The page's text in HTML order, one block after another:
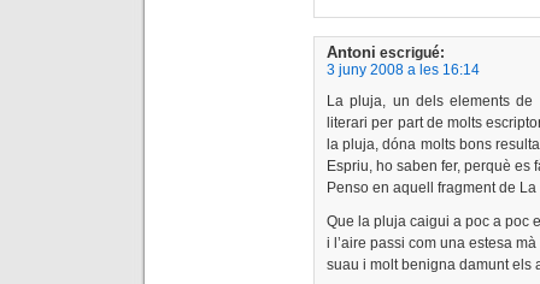
Antoni escrigué:
3 juny 2008 a les 16:14
La pluja, un dels elements
literari per part de molts
la pluja, dóna molts bons
Espriu, ho saben fer, perquè es
Penso en aquell fragment de
Que la pluja caigui a poc a poc
i l’aire passi com una estesa mà
suau i molt benigna damunt els